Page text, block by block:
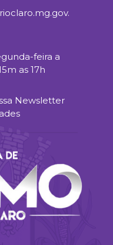
feira a
as 17h
Newsletter